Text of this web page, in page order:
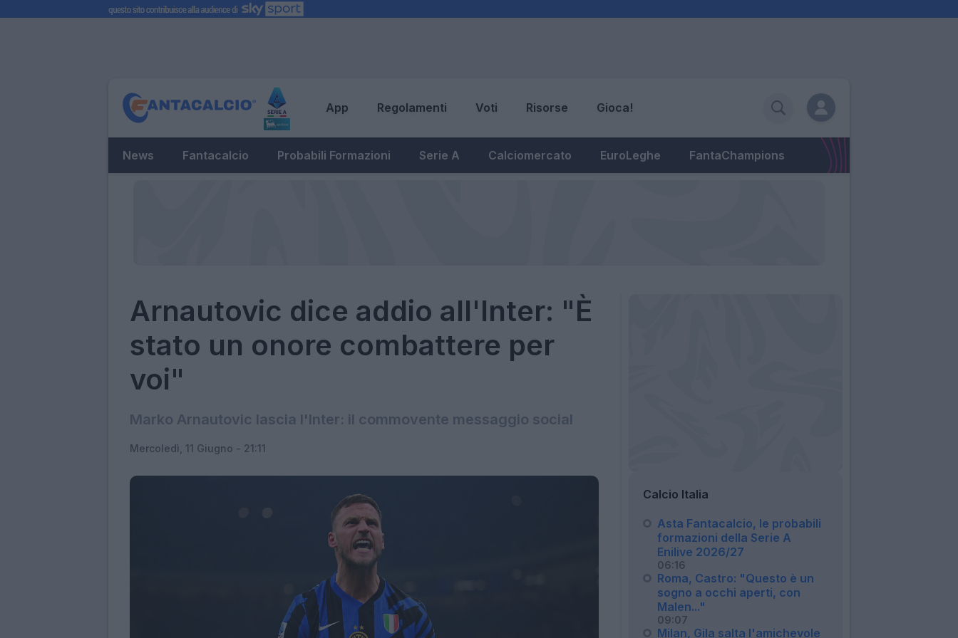
App Regolamenti Voti Risorse Gioca!
News Fantacalcio Probabili Formazioni Serie A Calciomercato EuroLeghe FantaChampions
Arnautovic dice addio all'Inter: "È
stato un onore combattere per
voi"
Marko Arnautovic lascia l'Inter: il commovente messaggio social
Mercoledì, 11 Giugno - 21:11
Calcio Italia
Asta Fantacalcio, le probabili
formazioni della Serie A
Enilive 2026/27
06:16
Roma, Castro: "Questo è un
sogno a occhi aperti, con
Malen..."
09:07
Milan, Gila salta l'amichevole